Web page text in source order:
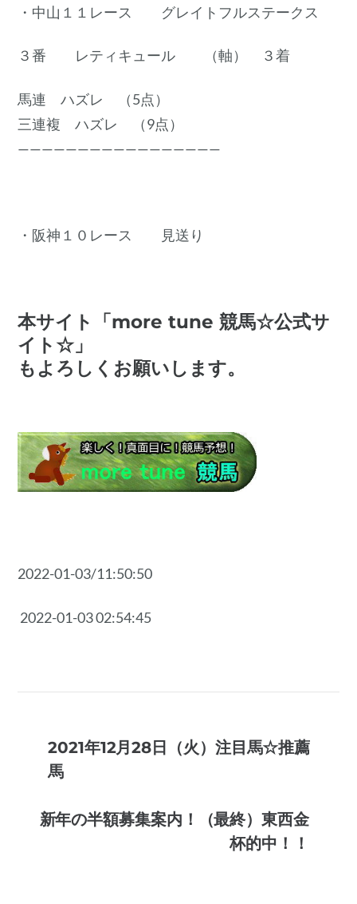
・中山１１レース グレイトフルステークス
３番 レティキュール （軸） ３着
馬連 ハズレ （5点）
三連複 ハズレ （9点）
—————————————————
・阪神１０レース 見送り
本サイト「more tune 競馬☆公式サ
イト☆」
もよろしくお願いします。
2022-01-03/11:50:50
2022-01-03 02:54:45
2021年12月28日（火）注目馬☆推薦
馬
新年の半額募集案内！（最終）東西金
杯的中！！